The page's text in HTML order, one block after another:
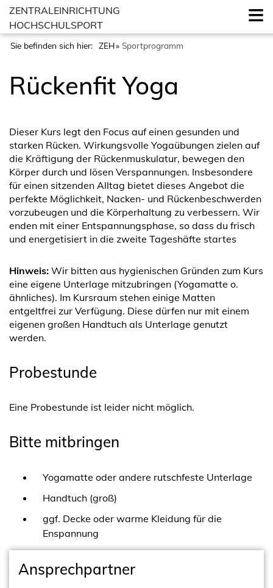
ZENTRALEINRICHTUNG
HOCHSCHULSPORT
Sie befinden sich hier: ZEH Sportprogramm
Rückenfit Yoga
Dieser Kurs legt den Focus auf einen gesunden und
starken Rücken. Wirkungsvolle Yogaübungen zielen auf
die Kräftigung der Rückenmuskulatur, bewegen den
Körper durch und lösen Verspannungen. Insbesondere
für einen sitzenden Alltag bietet dieses Angebot die
perfekte Möglichkeit, Nacken- und Rückenbeschwerden
vorzubeugen und die Körperhaltung zu verbessern. Wir
enden mit einer Entspannungsphase, so dass du frisch
und energetisiert in die zweite Tageshäfte startes
Hinweis: Wir bitten aus hygienischen Gründen zum Kurs
eine eigene Unterlage mitzubringen (Yogamatte o.
ähnliches). Im Kursraum stehen einige Matten
entgeltfrei zur Verfügung. Diese dürfen nur mit einem
eigenen großen Handtuch als Unterlage genutzt
werden.
Probestunde
Eine Probestunde ist leider nicht möglich.
Bitte mitbringen
Yogamatte oder andere rutschfeste Unterlage
Handtuch (groß)
ggf. Decke oder warme Kleidung für die
Enspannung
Ansprechpartner